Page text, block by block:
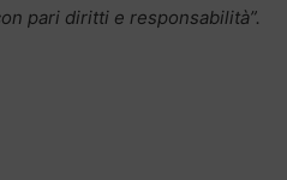
pari diritti e responsabilità”.